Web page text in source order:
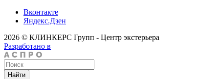
Вконтакте
Яндекс.Дзен
2026 © КЛИНКЕРС Групп - Центр экстерьера
Разработано в
Найти